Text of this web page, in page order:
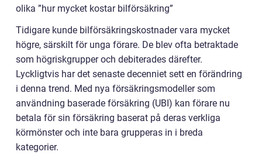
olika ”hur mycket kostar bilförsäkring”
Tidigare kunde bilförsäkringskostnader vara mycket
högre, särskilt för unga förare. De blev ofta betraktade
som högriskgrupper och debiterades därefter.
Lyckligtvis har det senaste decenniet sett en förändring
i denna trend. Med nya försäkringsmodeller som
användning baserade försäkring (UBI) kan förare nu
betala för sin försäkring baserat på deras verkliga
körmönster och inte bara grupperas in i breda
kategorier.